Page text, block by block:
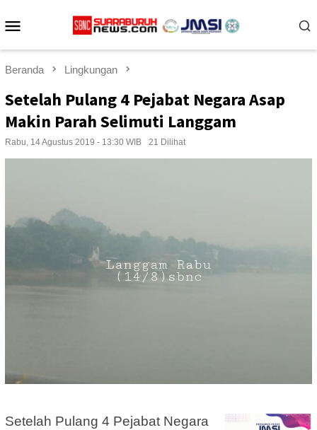
ke
Beranda Lingkungan
Setelah Pulang 4 Pejabat Negara Asap
Makin Parah Selimuti Langgam
Rabu, 14 Agustus 2019 - 13:30 WIB 21 Dilihat
Setelah Pulang 4 Pejabat Negara